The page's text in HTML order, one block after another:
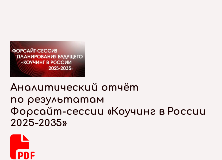
Аналитический отчёт
по результатам
Форсайт-сессии «Коучинг в России
2025-2035»